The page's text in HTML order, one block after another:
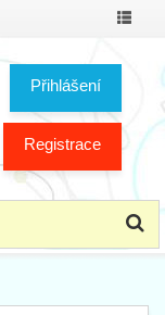
Přihlášení
Registrace